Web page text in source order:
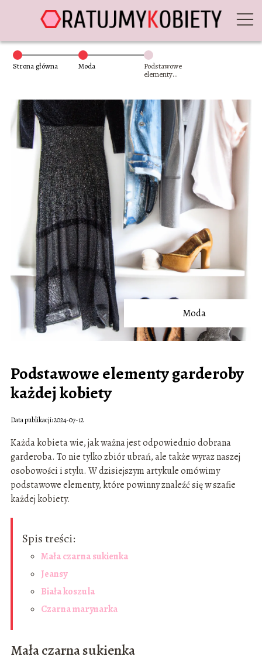
Strona główna Moda
Podstawowe
elementy
Moda
Podstawowe elementy garderoby
każdej kobiety
Data publikacji: 2024-07-12
Każda kobieta wie, jak ważna jest odpowiednio dobrana
garderoba. To nie tylko zbiór ubrań, ale także wyraz naszej
osobowości i stylu. W dzisiejszym artykule omówimy
podstawowe elementy, które powinny znaleźć się w szafie
każdej kobiety.
Spis treści:
Mała czarna sukienka
Jeansy
Biała koszula
Czarna marynarka
Mała czarna sukienka